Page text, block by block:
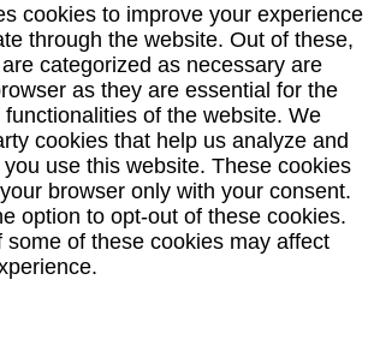
cookies to improve your experience
through the website. Out of these,
categorized as necessary are
as they are essential for the
of the website. We
cookies that help us analyze and
use this website. These cookies
browser only with your consent.
option to opt-out of these cookies.
some of these cookies may affect